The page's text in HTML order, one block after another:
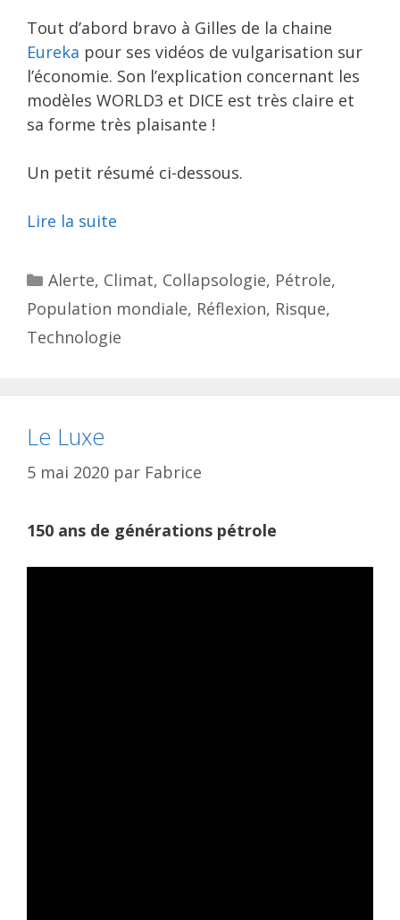
Tout d’abord bravo à Gilles de la chaine
Eureka pour ses vidéos de vulgarisation sur
l’économie. Son l’explication concernant les
modèles WORLD3 et DICE est très claire et
sa forme très plaisante !
Un petit résumé ci-dessous.
Lire la suite
Catégories
Alerte, Climat, Collapsologie, Pétrole,
Population mondiale, Réflexion, Risque,
Technologie
Le Luxe
5 mai 2020 par Fabrice
150 ans de générations pétrole